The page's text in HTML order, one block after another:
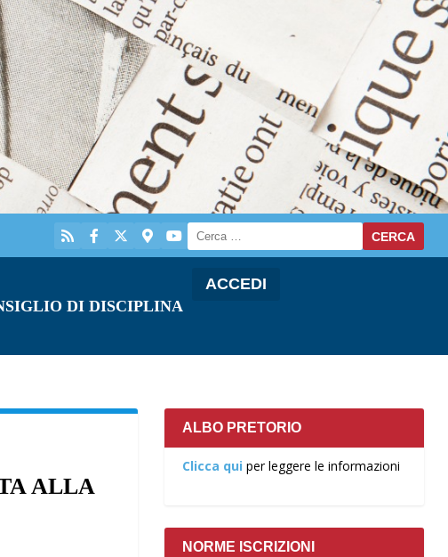
DI DISCIPLINA
ACCEDI
ALLA
ALBO PRETORIO
Clicca qui per leggere le informazioni
NORME ISCRIZIONI